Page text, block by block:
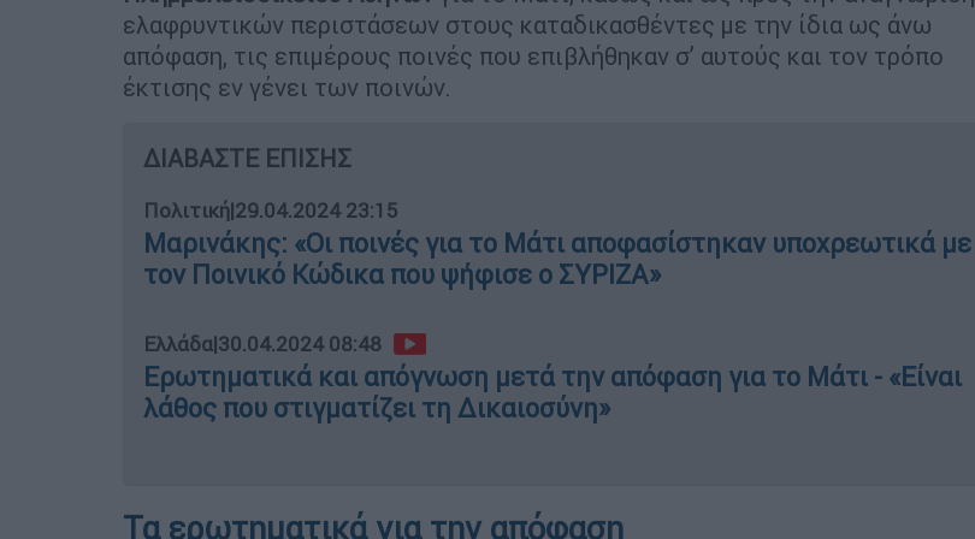
ελαφρυντικών περιστάσεων στους καταδικασθέντες με την ίδια ως άνω
απόφαση, τις επιμέρους ποινές που επιβλήθηκαν σ’ αυτούς και τον τρόπο
έκτισης εν γένει των ποινών.
ΔΙΑΒΑΣΤΕ ΕΠΙΣΗΣ
Πολιτική|29.04.2024 23:15
Μαρινάκης: «Οι ποινές για το Μάτι αποφασίστηκαν υποχρεωτικά με
τον Ποινικό Κώδικα που ψήφισε ο ΣΥΡΙΖΑ»
Ελλάδα|30.04.2024 08:48
Ερωτηματικά και απόγνωση μετά την απόφαση για το Μάτι - «Είναι
λάθος που στιγματίζει τη Δικαιοσύνη»
Τα ερωτηματικά για την απόφαση